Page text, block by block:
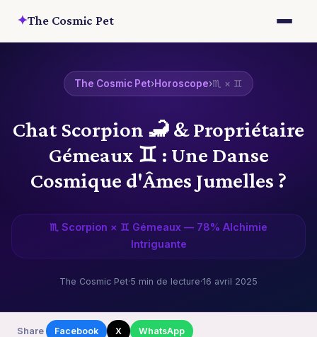
✦The Cosmic Pet
The Cosmic Pet›Horoscope›♏ × ♊
Chat Scorpion 🦂 & Propriétaire
Gémeaux ♊ : Une Danse
Cosmique d'Âmes Jumelles ?
♏ Scorpion × ♊ Gémeaux — 78% Alchimie
Intriguante
The Cosmic Pet·5 min de lecture·16 avril 2025
Share Facebook X WhatsApp